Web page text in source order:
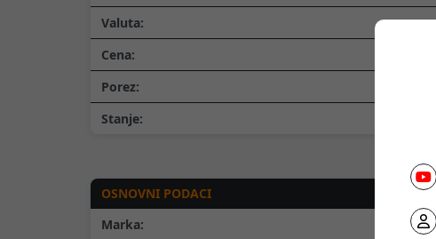
Valuta:
Cena:
Porez:
Stanje:
OSNOVNI PODACI
Marka: